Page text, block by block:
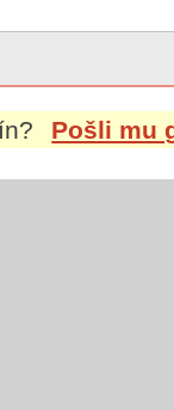
? Pošli mu